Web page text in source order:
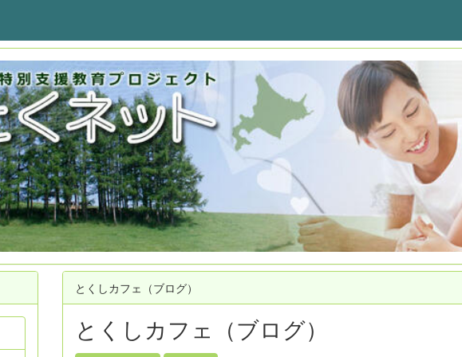
とくしカフェ（ブログ）
とくしカフェ（ブログ）